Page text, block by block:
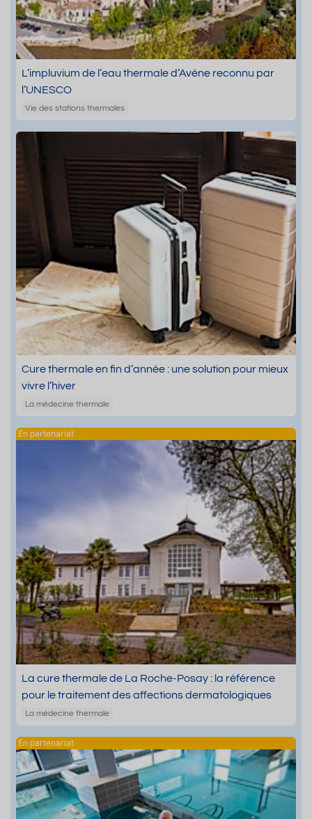
L’impluvium de l’eau thermale d’Avène reconnu par
l’UNESCO
Vie des stations thermales
Cure thermale en fin d’année : une solution pour mieux
vivre l’hiver
La médecine thermale
La cure thermale de La Roche-Posay : la référence
pour le traitement des affections dermatologiques
La médecine thermale